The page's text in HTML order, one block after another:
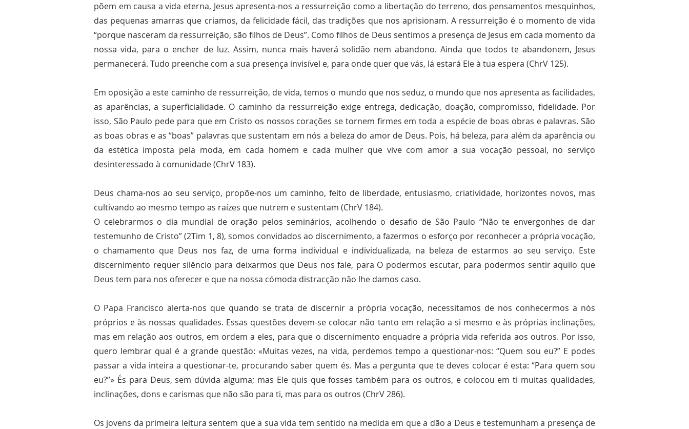
põem em causa a vida eterna, Jesus apresenta-nos a ressurreição como a libertação do terreno, dos pensamentos mesquinhos,
das pequenas amarras que criamos, da felicidade fácil, das tradições que nos aprisionam. A ressurreição é o momento de vida
“porque nasceram da ressurreição, são filhos de Deus”. Como filhos de Deus sentimos a presença de Jesus em cada momento da
nossa vida, para o encher de luz. Assim, nunca mais haverá solidão nem abandono. Ainda que todos te abandonem, Jesus
permanecerá. Tudo preenche com a sua presença invisível e, para onde quer que vás, lá estará Ele à tua espera (ChrV 125).
Em oposição a este caminho de ressurreição, de vida, temos o mundo que nos seduz, o mundo que nos apresenta as facilidades,
as aparências, a superficialidade. O caminho da ressurreição exige entrega, dedicação, doação, compromisso, fidelidade. Por
isso, São Paulo pede para que em Cristo os nossos corações se tornem firmes em toda a espécie de boas obras e palavras. São
as boas obras e as “boas” palavras que sustentam em nós a beleza do amor de Deus. Pois, há beleza, para além da aparência ou
da estética imposta pela moda, em cada homem e cada mulher que vive com amor a sua vocação pessoal, no serviço
desinteressado à comunidade (ChrV 183).
Deus chama-nos ao seu serviço, propõe-nos um caminho, feito de liberdade, entusiasmo, criatividade, horizontes novos, mas
cultivando ao mesmo tempo as raízes que nutrem e sustentam (ChrV 184).
O celebrarmos o dia mundial de oração pelos seminários, acolhendo o desafio de São Paulo “Não te envergonhes de dar
testemunho de Cristo” (2Tim 1, 8), somos convidados ao discernimento, a fazermos o esforço por reconhecer a própria vocação,
o chamamento que Deus nos faz, de uma forma individual e individualizada, na beleza de estarmos ao seu serviço. Este
discernimento requer silêncio para deixarmos que Deus nos fale, para O podermos escutar, para podermos sentir aquilo que
Deus tem para nos oferecer e que na nossa cómoda distracção não lhe damos caso.
O Papa Francisco alerta-nos que quando se trata de discernir a própria vocação, necessitamos de nos conhecermos a nós
próprios e às nossas qualidades. Essas questões devem-se colocar não tanto em relação a si mesmo e às próprias inclinações,
mas em relação aos outros, em ordem a eles, para que o discernimento enquadre a própria vida referida aos outros. Por isso,
quero lembrar qual é a grande questão: «Muitas vezes, na vida, perdemos tempo a questionar-nos: “Quem sou eu?” E podes
passar a vida inteira a questionar-te, procurando saber quem és. Mas a pergunta que te deves colocar é esta: “Para quem sou
eu?”» És para Deus, sem dúvida alguma; mas Ele quis que fosses também para os outros, e colocou em ti muitas qualidades,
inclinações, dons e carismas que não são para ti, mas para os outros (ChrV 286).
Os jovens da primeira leitura sentem que a sua vida tem sentido na medida em que a dão a Deus e testemunham a presença de